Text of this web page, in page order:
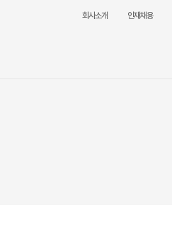
회사소개 인재채용